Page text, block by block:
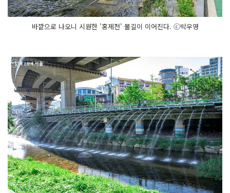
바깥으로 나오니 시원한 '홍제천' 물길이 이어진다. ⓒ박우영